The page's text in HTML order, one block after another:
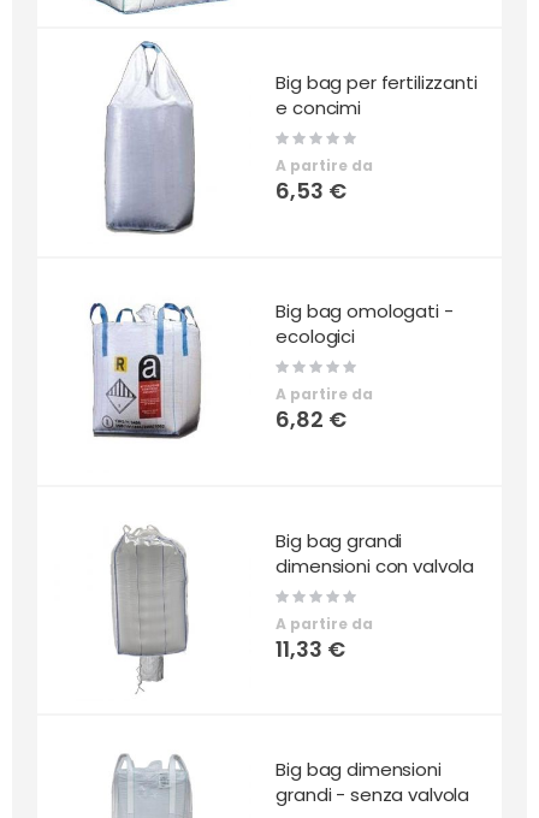
Big bag per fertilizzanti
e concimi
Rating:
0%
A partire da
6,53 €
Big bag omologati -
ecologici
Rating:
A partire da
6,82 €
Big bag grandi
dimensioni con valvola
Rating:
0%
A partire da
11,33 €
Big bag dimensioni
grandi - senza valvola